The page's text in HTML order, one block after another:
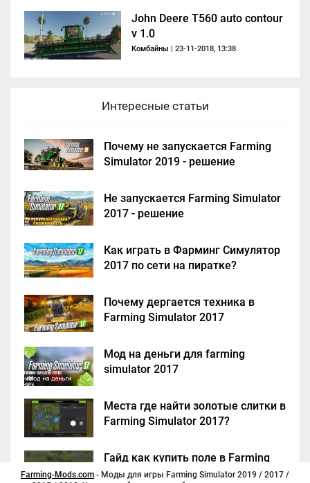
John Deere T560 auto contour
v 1.0
Комбайны | 23-11-2018, 13:38
Интересные статьи
Почему не запускается Farming
Simulator 2019 - решение
Не запускается Farming Simulator
2017 - решение
Как играть в Фарминг Симулятор
2017 по сети на пиратке?
Почему дергается техника в
Farming Simulator 2017
Мод на деньги для farming
simulator 2017
Места где найти золотые слитки в
Farming Simulator 2017?
Гайд как купить поле в Farming
Simulator 2017
Farming-Mods.com